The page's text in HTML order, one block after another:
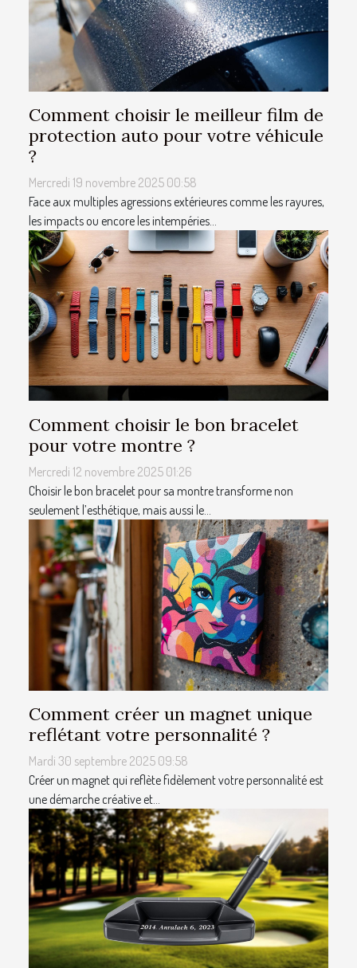
Comment choisir le meilleur film de
protection auto pour votre véhicule
?
Mercredi 19 novembre 2025 00:58
Face aux multiples agressions extérieures comme les rayures,
les impacts ou encore les intempéries...
Comment choisir le bon bracelet
pour votre montre ?
Mercredi 12 novembre 2025 01:26
Choisir le bon bracelet pour sa montre transforme non
seulement l’esthétique, mais aussi le...
Comment créer un magnet unique
reflétant votre personnalité ?
Mardi 30 septembre 2025 09:58
Créer un magnet qui reflète fidèlement votre personnalité est
une démarche créative et...